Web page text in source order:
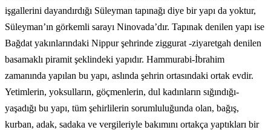
işgallerini dayandırdığı Süleyman tapınağı diye bir yapı da yoktur,
Süleyman’ın görkemli sarayı Ninovada’dır. Tapınak denilen yapı ise
Bağdat yakınlarındaki Nippur şehrinde ziggurat -ziyaretgah denilen
basamaklı piramit şeklindeki yapıdır. Hammurabi-İbrahim
zamanında yapılan bu yapı, aslında şehrin ortasındaki ortak evdir.
Yetimlerin, yoksulların, göçmenlerin, dul kadınların sığındığı-
yaşadığı bu yapı, tüm şehirlilerin sorumluluğunda olan, bağış,
kurban, adak, sadaka ve vergileriyle bakımını ortakça yaptıkları bir